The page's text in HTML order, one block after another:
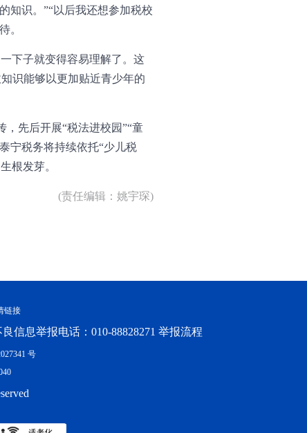
知识。”“以后我还想参加税校
。
下子就变得容易理解了。这
识能够以更加贴近青少年的
先后开展“税法进校园”“童
宁税务将持续依托“少儿税
根发芽。
(责任编辑：姚宇琛)
链接
信息举报电话：010-88828271 举报流程
号